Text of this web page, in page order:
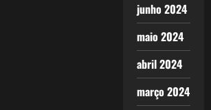
junho 2024
maio 2024
abril 2024
março 2024